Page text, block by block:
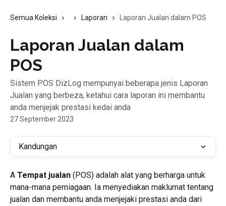
Semua Koleksi Laporan Laporan Jualan dalam POS
Laporan Jualan dalam
POS
Sistem POS DizLog mempunyai beberapa jenis Laporan
Jualan yang berbeza, ketahui cara laporan ini membantu
anda menjejak prestasi kedai anda
27 September 2023
Kandungan
A Tempat jualan (POS) adalah alat yang berharga untuk
mana-mana perniagaan. Ia menyediakan maklumat tentang
jualan dan membantu anda menjejaki prestasi anda dari